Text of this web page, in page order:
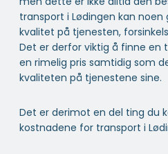
transport i Lødingen kan
kvalitet på tjenesten,
Det er derfor viktig å finne en
en rimelig pris samtidig som
kvaliteten på tjenestene sine.
Det er derimot en del ting du
kostnadene for transport i